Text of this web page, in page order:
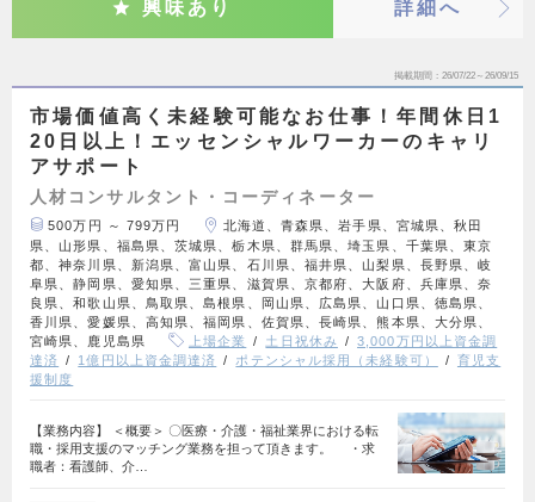
興味あり 詳細へ
掲載期間 26/07/22～26/09/15
市場価値高く未経験可能なお仕事！年間休日1
20日以上！エッセンシャルワーカーのキャリ
アサポート
人材コンサルタント・コーディネーター
500万円 ～ 799万円
北海道、青森県、岩手県、宮城県、秋田
県、山形県、福島県、茨城県、栃木県、群馬県、埼玉県、千葉県、東京
都、神奈川県、新潟県、富山県、石川県、福井県、山梨県、長野県、岐
阜県、静岡県、愛知県、三重県、滋賀県、京都府、大阪府、兵庫県、奈
良県、和歌山県、鳥取県、島根県、岡山県、広島県、山口県、徳島県、
香川県、愛媛県、高知県、福岡県、佐賀県、長崎県、熊本県、大分県、
宮崎県、鹿児島県
上場企業 土日祝休み
3,000万円以上資金調
達済
1億円以上資金調達済 ポテンシャル採用（未経験可）
育児支
援制度
【業務内容】 ＜概要＞ 〇医療・介護・福祉業界における転
職・採用支援のマッチング業務を担って頂きます。 ・求
職者：看護師、介…